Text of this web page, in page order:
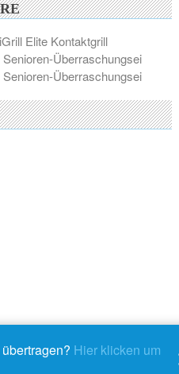
Elite Kontaktgrill
Überraschungsei
Überraschungsei
Hier klicken um